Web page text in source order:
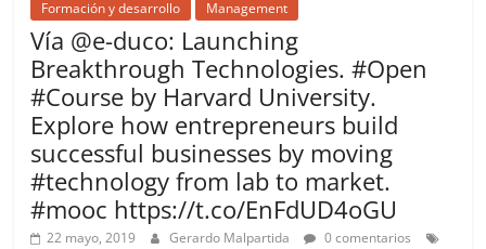
Formación y desarrollo Management
Vía @e-duco: Launching
Breakthrough Technologies. #Open
#Course by Harvard University.
Explore how entrepreneurs build
successful businesses by moving
#technology from lab to market.
#mooc https://t.co/EnFdUD4oGU
22 mayo, 2019 Gerardo Malpartida
0 comentarios